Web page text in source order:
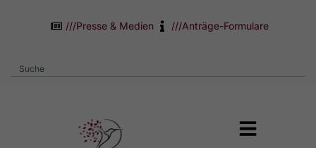
///Presse & Medien ///Anträge-Formulare